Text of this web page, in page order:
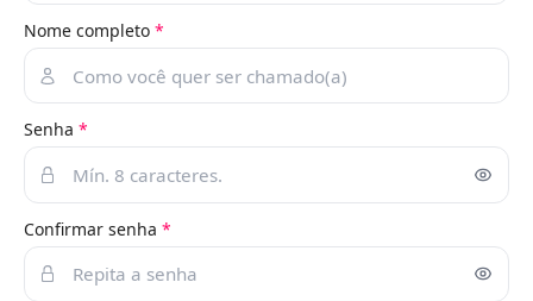
Nome completo *
Senha *
Confirmar senha *